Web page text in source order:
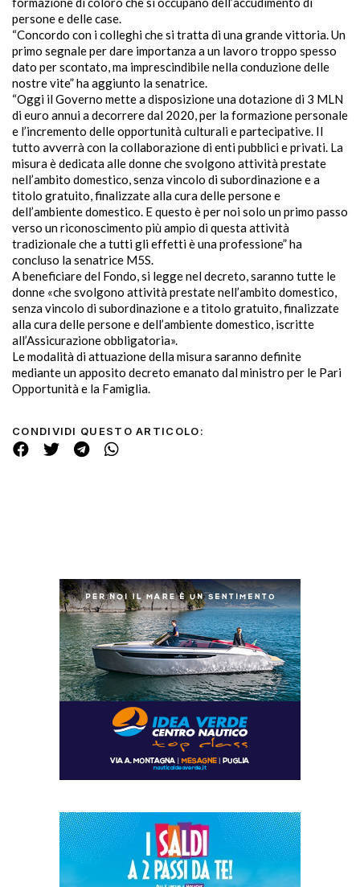
persone e delle case.
“Concordo con i colleghi che si tratta di una grande vittoria. Un
primo segnale per dare importanza a un lavoro troppo spesso
dato per scontato, ma imprescindibile nella conduzione delle
nostre vite” ha aggiunto la senatrice.
“Oggi il Governo mette a disposizione una dotazione di 3 MLN
di euro annui a decorrere dal 2020, per la formazione personale
e l’incremento delle opportunità culturali e partecipative. Il
tutto avverrà con la collaborazione di enti pubblici e privati. La
misura è dedicata alle donne che svolgono attività prestate
nell’ambito domestico, senza vincolo di subordinazione e a
titolo gratuito, finalizzate alla cura delle persone e
dell’ambiente domestico. E questo è per noi solo un primo passo
verso un riconoscimento più ampio di questa attività
tradizionale che a tutti gli effetti è una professione” ha
concluso la senatrice M5S.
A beneficiare del Fondo, si legge nel decreto, saranno tutte le
donne «che svolgono attività prestate nell’ambito domestico,
senza vincolo di subordinazione e a titolo gratuito, finalizzate
alla cura delle persone e dell’ambiente domestico, iscritte
all’Assicurazione obbligatoria».
Le modalità di attuazione della misura saranno definite
mediante un apposito decreto emanato dal ministro per le Pari
Opportunità e la Famiglia.
CONDIVIDI QUESTO ARTICOLO: